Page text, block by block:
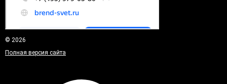
© 2026
Полная версия сайта